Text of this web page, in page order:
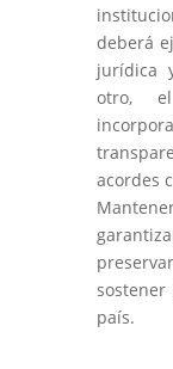
deberá
jurídica
otro,
acordes
país.